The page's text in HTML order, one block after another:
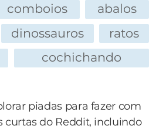
comboios
abalos
dinossauros
ratos
cochichando
piadas para fazer com
curtas do Reddit, incluindo